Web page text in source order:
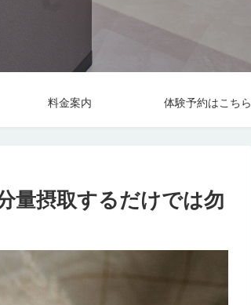
料金案内 体験予約はこちら
量摂取するだけでは勿